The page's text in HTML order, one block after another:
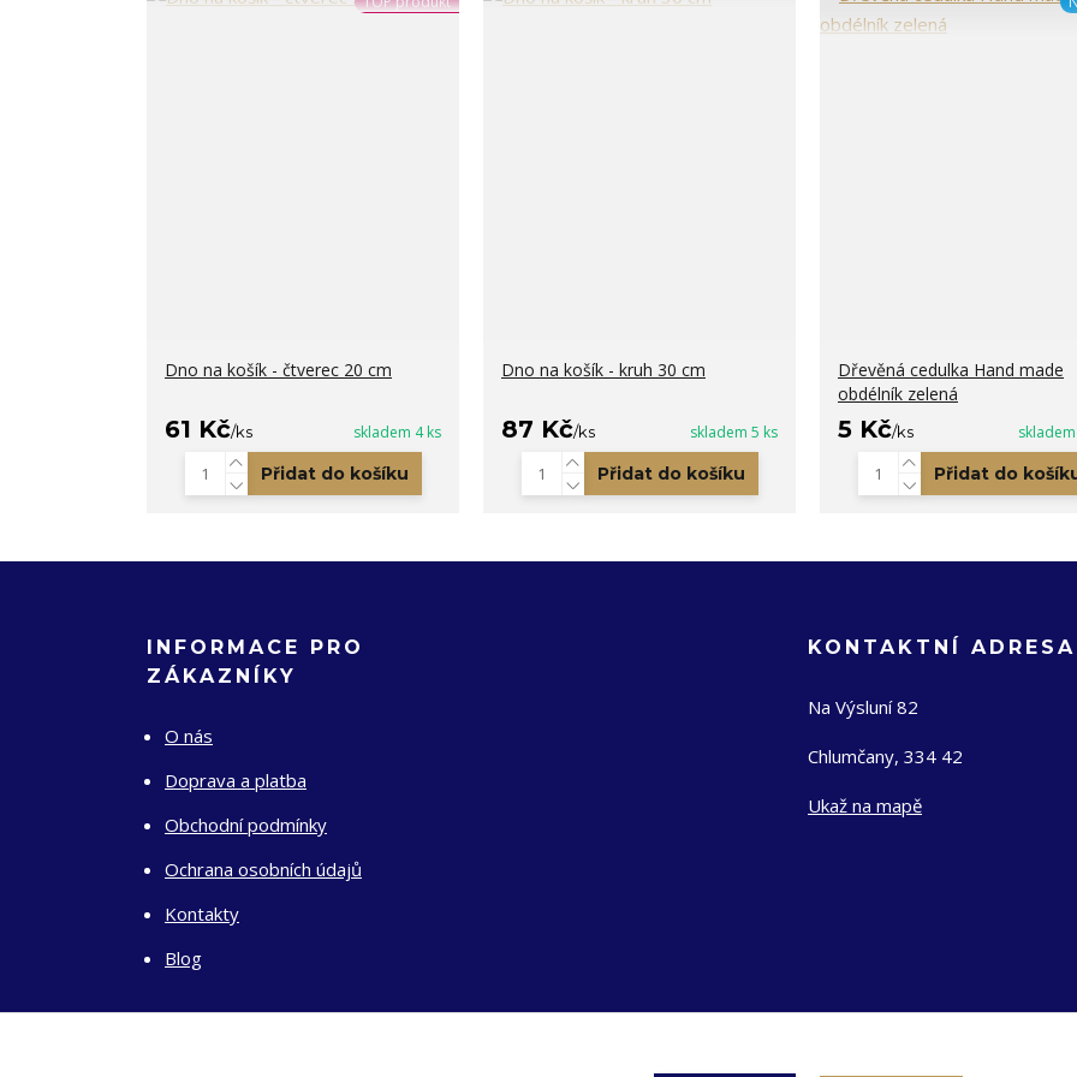
Dno na košík - čtverec 20 cm
61 Kč/ks skladem 4 ks
Přidat do košíku
Dno na košík - kruh 30 cm
87 Kč/ks skladem 5 ks
Přidat do košíku
Dřevěná cedulka Hand made
obdélník zelená
5 Kč/ks
Přidat do
INFORMACE PRO
ZÁKAZNÍKY
O nás
Doprava a platba
Obchodní podmínky
Ochrana osobních údajů
Kontakty
Blog
KONTAKTNÍ ADRESA
Na Výsluní 82
Chlumčany, 334 42
Ukaž na mapě